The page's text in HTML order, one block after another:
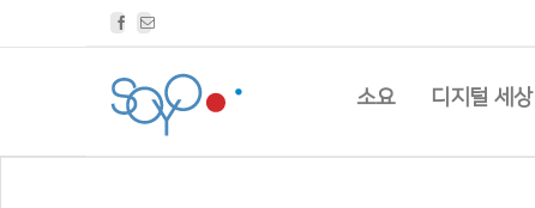
Facebook
소요 디지털 세상